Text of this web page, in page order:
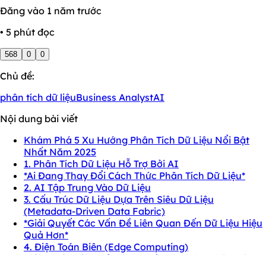
Đăng vào 1 năm trước
• 5 phút đọc
568 0 0
Chủ đề:
phân tích dữ liệuBusiness AnalystAI
Nội dung bài viết
Khám Phá 5 Xu Hướng Phân Tích Dữ Liệu Nổi Bật
Nhất Năm 2025
1. Phân Tích Dữ Liệu Hỗ Trợ Bởi AI
*Ai Đang Thay Đổi Cách Thức Phân Tích Dữ Liệu*
2. AI Tập Trung Vào Dữ Liệu
3. Cấu Trúc Dữ Liệu Dựa Trên Siêu Dữ Liệu
(Metadata-Driven Data Fabric)
*Giải Quyết Các Vấn Đề Liên Quan Đến Dữ Liệu Hiệu
Quả Hơn*
4. Điện Toán Biên (Edge Computing)